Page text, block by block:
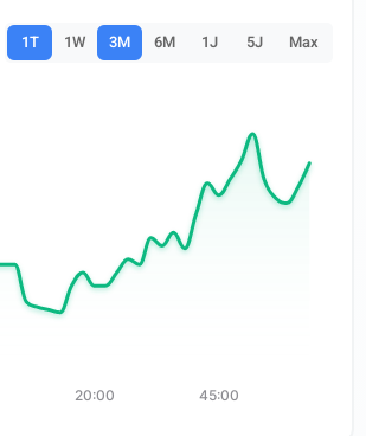
1T 1W 3M 6M 1J 5J Max
7.692 to 7.826.
20:00 45:00